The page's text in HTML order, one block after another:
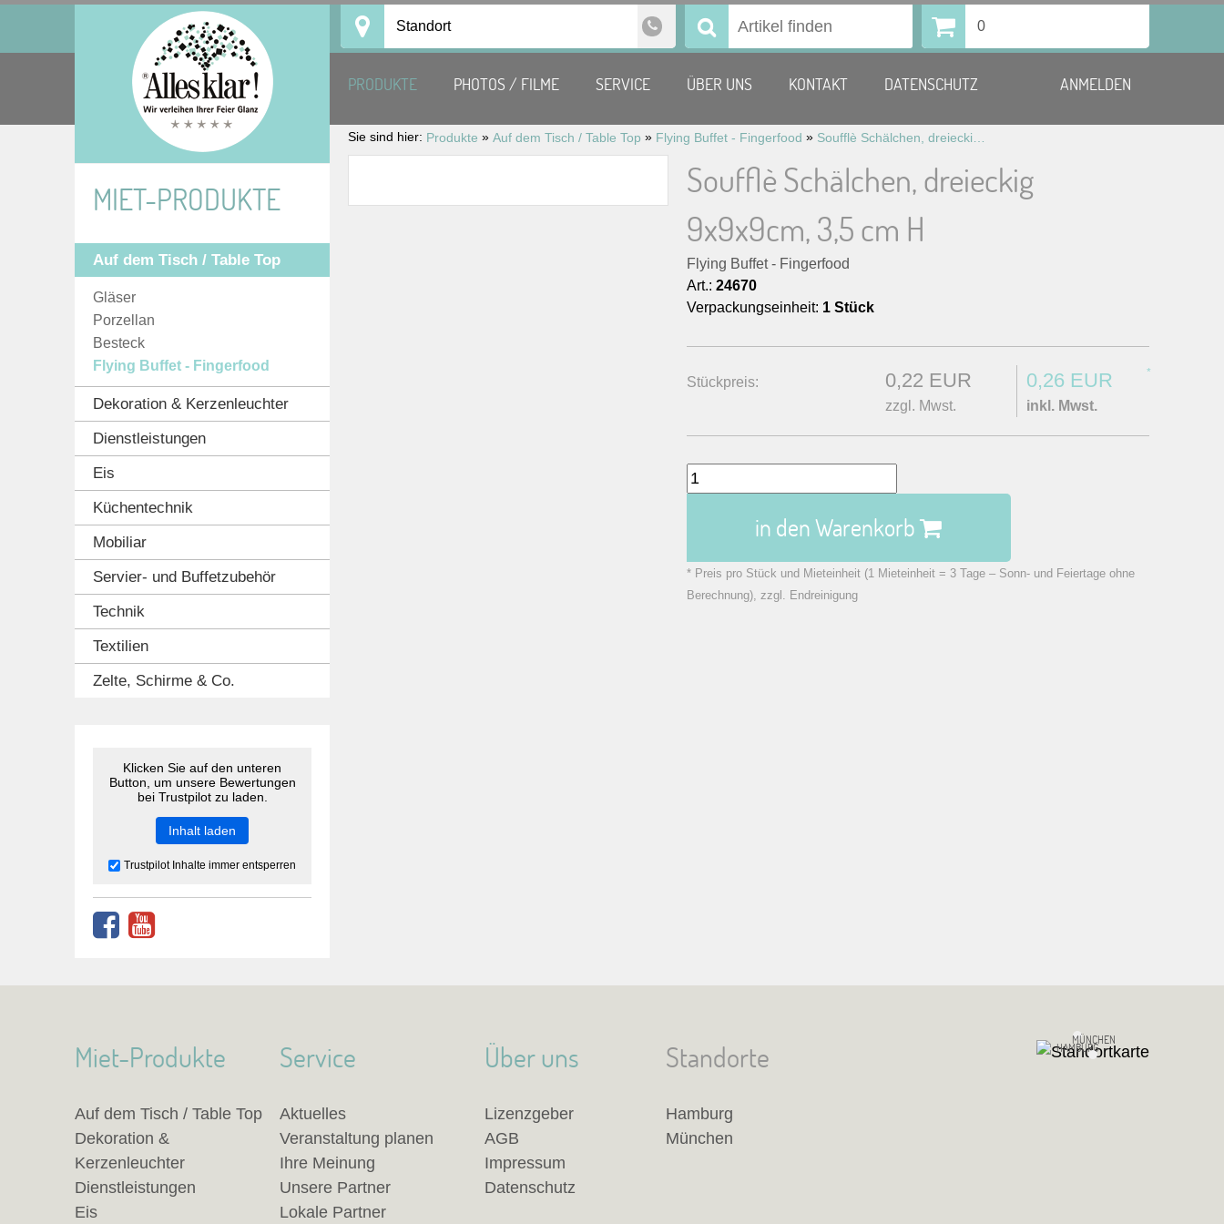
Standort Suchen 0
PRODUKTE PHOTOS / FILME SERVICE ÜBER UNS KONTAKT DATENSCHUTZ ANMELDEN
Sie sind hier: Produkte » Auf dem Tisch / Table Top » Flying Buffet - Fingerfood »
Soufflè Schälchen, dreieckig
9x9x9cm, 3,5 cm H
Flying Buffet - Fingerfood
Art.: 24670
Verpackungseinheit: 1 Stück
Stückpreis: 0,22 EUR
zzgl. Mwst.
0,26 EUR *
inkl. Mwst.
in den Warenkorb
* Preis pro Stück und Mieteinheit (1 Mieteinheit = 3 Tage – Sonn- und Feiertage ohne
Berechnung), zzgl. Endreinigung
MIET-PRODUKTE
Auf dem Tisch / Table Top
Gläser
Porzellan
Besteck
Flying Buffet - Fingerfood
Dekoration & Kerzenleuchter
Dienstleistungen
Eis
Küchentechnik
Mobiliar
Servier- und Buffetzubehör
Technik
Textilien
Zelte, Schirme & Co.
Klicken Sie auf den unteren
Button, um unsere Bewertungen
bei Trustpilot zu laden.
Inhalt laden
Trustpilot Inhalte immer entsperren
Standorte
Hamburg
München
HAMBURG
MÜNCHEN
Miet-Produkte
Auf dem Tisch / Table Top
Dekoration &
Kerzenleuchter
Dienstleistungen
Eis
Service
Aktuelles
Veranstaltung planen
Ihre Meinung
Unsere Partner
Lokale Partner
Über uns
Lizenzgeber
AGB
Impressum
Datenschutz